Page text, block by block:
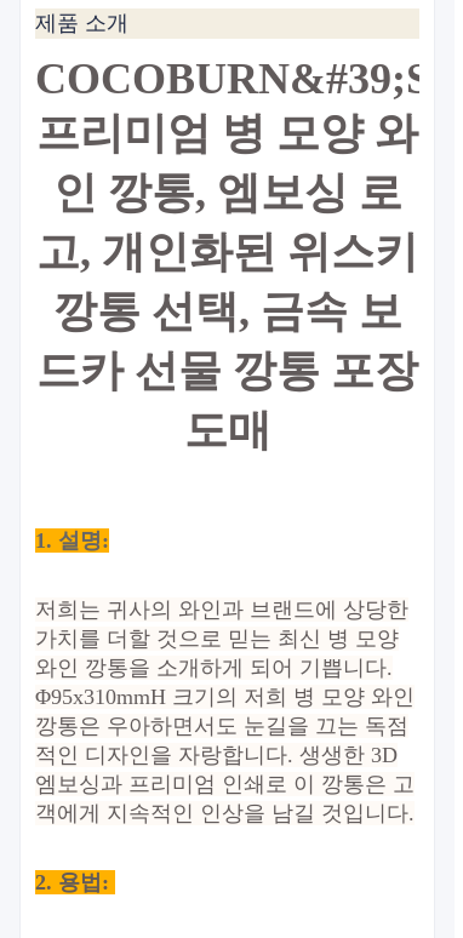
제품 소개
COCOBURN&#39;S
프리미엄 병 모양 와
인 깡통, 엠보싱 로
고, 개인화된 위스키
깡통 선택, 금속 보
드카 선물 깡통 포장
도매
1. 설명:
저희는 귀사의 와인과 브랜드에 상당한
가치를 더할 것으로 믿는 최신 병 모양
와인 깡통을 소개하게 되어 기쁩니다.
Φ95x310mmH 크기의 저희 병 모양 와인
깡통은 우아하면서도 눈길을 끄는 독점
적인 디자인을 자랑합니다. 생생한 3D
엠보싱과 프리미엄 인쇄로 이 깡통은 고
객에게 지속적인 인상을 남길 것입니다.
2. 용법: